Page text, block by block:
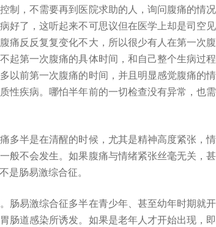
制，不需要再到医院求助的人，询问腹痛的情
好了，这听起来不可思议但在医学上却是司空
痛反反复复变化不大，所以很少有人在第一次
起第一次腹痛的具体时间，和自己整个生病过程
以前第一次腹痛的时间，并且明显感觉腹痛的
性疾病。哪怕半年前的一切检查没有异常，也
多半是在清醒的时候，尤其是精神高度紧张，
般不会发生。如果腹痛与情绪紧张丝毫无关，
是肠易激综合征。
肠易激综合征多半在青少年、甚至幼年时期就
肠道感染所诱发。如果是老年人才开始出现，